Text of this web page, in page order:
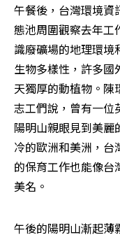
午餐後，台灣環境資
態池周圍觀察去年工
識廢礦場的地理環境
生物多樣性，許多
天獨厚的動植物。陳
志工們說，曾有一位
陽明山親眼見到美
冷的歐洲和美洲，
的保育工作也能像台
美名。
午後的陽明山漸起薄